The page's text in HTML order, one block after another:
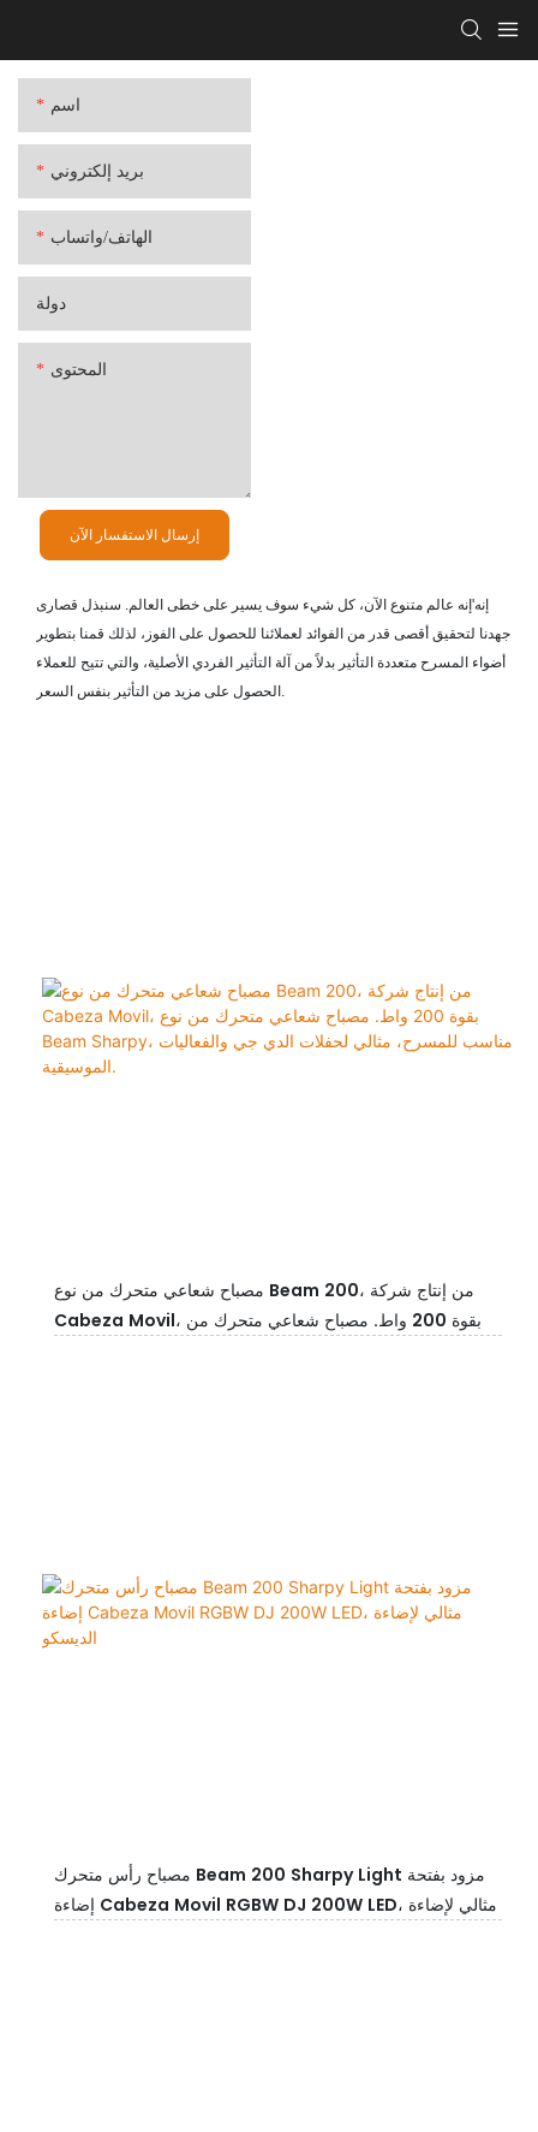
اسم
بريد إلكتروني
الهاتف/واتساب
دولة
المحتوى
إرسال الاستفسار الآن
إنه'إنه عالم متنوع الآن، كل شيء سوف يسير على خطى العالم. سنبذل قصارى
جهدنا لتحقيق أقصى قدر من الفوائد لعملائنا للحصول على الفوز، لذلك قمنا بتطوير
أضواء المسرح متعددة التأثير بدلاً من آلة التأثير الفردي الأصلية، والتي تتيح للعملاء
الحصول على مزيد من التأثير بنفس السعر.
مصباح شعاعي متحرك من نوع Beam 200، من إنتاج شركة
Cabeza Movil، بقوة 200 واط. مصباح شعاعي متحرك من
مصباح رأس متحرك Beam 200 Sharpy Light مزود بفتحة
إضاءة Cabeza Movil RGBW DJ 200W LED، مثالي لإضاءة